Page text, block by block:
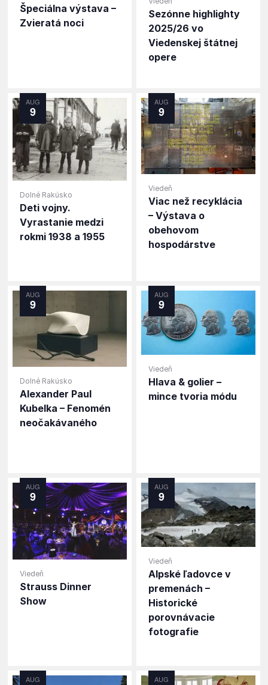
Špeciálna výstava –
Zvieratá noci
Sezónne highlighty
2025/26 vo
Viedenskej štátnej
opere
AUG
9
Deti vojny.
Vyrastanie medzi
rokmi 1938 a 1955
Dolné Rakúsko
AUG
9
Viac než recyklácia
– Výstava o
obehovom
hospodárstve
Viedeň
AUG
9
Alexander Paul
Kubelka – Fenomén
neočakávaného
Dolné Rakúsko
AUG
9
Hlava & golier –
mince tvoria módu
Viedeň
AUG
9
Strauss Dinner
Show
Viedeň
AUG
9
Alpské ľadovce v
premenách –
Historické
porovnávacie
fotografie
Viedeň
AUG AUG